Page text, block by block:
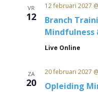
VR
12
Branch
Mindfulness
12 februari 2027
Live Online
ZA
20
Opleiding
20 februari 2027